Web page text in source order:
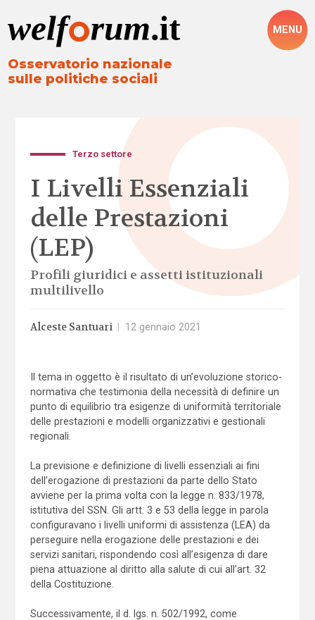
Osservatorio nazionale
sulle politiche sociali
MENU
Terzo settore
I Livelli Essenziali
delle Prestazioni
(LEP)
Profili giuridici e assetti istituzionali
multilivello
Alceste Santuari 12 gennaio 2021
Il tema in oggetto è il risultato di un’evoluzione storico-
normativa che testimonia della necessità di definire un
punto di equilibrio tra esigenze di uniformità territoriale
delle prestazioni e modelli organizzativi e gestionali
regionali.
La previsione e definizione di livelli essenziali ai fini
dell’erogazione di prestazioni da parte dello Stato
avviene per la prima volta con la legge n. 833/1978,
istitutiva del SSN. Gli artt. 3 e 53 della legge in parola
configuravano i livelli uniformi di assistenza (LEA) da
perseguire nella erogazione delle prestazioni e dei
servizi sanitari, rispondendo così all’esigenza di dare
piena attuazione al diritto alla salute di cui all’art. 32
della Costituzione.
Successivamente, il d. lgs. n. 502/1992, come